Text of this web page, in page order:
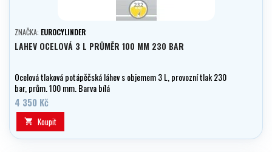
ZNAČKA: EUROCYLINDER
LAHEV OCELOVÁ 3 L PRŮMĚR 100 MM 230 BAR
Ocelová tlaková potápěčská láhev s objemem 3 L, provozní tlak 230
bar, prům. 100 mm. Barva bílá
4 350 Kč
 Koupit